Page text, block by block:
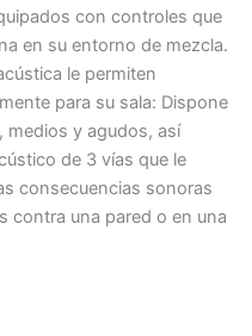
con controles que
en su entorno de mezcla.
le permiten
para su sala: Dispone
medios y agudos, así
de 3 vías que le
consecuencias sonoras
contra una pared o en una